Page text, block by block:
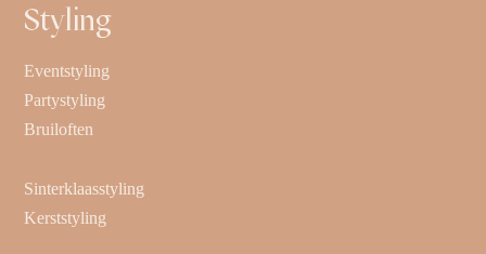
Styling
Eventstyling
Partystyling
Bruiloften
Sinterklaasstyling
Kerststyling